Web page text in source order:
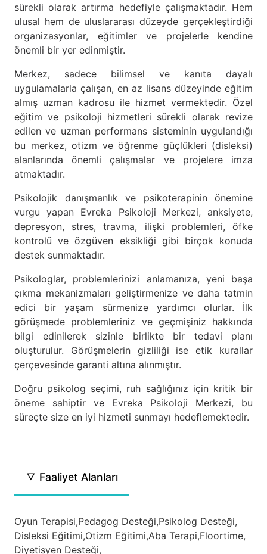
sürekli olarak artırma hedefiyle çalışmaktadır. Hem
ulusal hem de uluslararası düzeyde gerçekleştirdiği
organizasyonlar, eğitimler ve projelerle kendine
önemli bir yer edinmiştir.
Merkez, sadece bilimsel ve kanıta dayalı
uygulamalarla çalışan, en az lisans düzeyinde eğitim
almış uzman kadrosu ile hizmet vermektedir. Özel
eğitim ve psikoloji hizmetleri sürekli olarak revize
edilen ve uzman performans sisteminin uygulandığı
bu merkez, otizm ve öğrenme güçlükleri (disleksi)
alanlarında önemli çalışmalar ve projelere imza
atmaktadır.
Psikolojik danışmanlık ve psikoterapinin önemine
vurgu yapan Evreka Psikoloji Merkezi, anksiyete,
depresyon, stres, travma, ilişki problemleri, öfke
kontrolü ve özgüven eksikliği gibi birçok konuda
destek sunmaktadır.
Psikologlar, problemlerinizi anlamanıza, yeni başa
çıkma mekanizmaları geliştirmenize ve daha tatmin
edici bir yaşam sürmenize yardımcı olurlar. İlk
görüşmede problemleriniz ve geçmişiniz hakkında
bilgi edinilerek sizinle birlikte bir tedavi planı
oluşturulur. Görüşmelerin gizliliği ise etik kurallar
çerçevesinde garanti altına alınmıştır.
Doğru psikolog seçimi, ruh sağlığınız için kritik bir
öneme sahiptir ve Evreka Psikoloji Merkezi, bu
süreçte size en iyi hizmeti sunmayı hedeflemektedir.
Faaliyet Alanları
Oyun Terapisi,Pedagog Desteği,Psikolog Desteği,
Disleksi Eğitimi,Otizm Eğitimi,Aba Terapi,Floortime,
Diyetisyen Desteği,